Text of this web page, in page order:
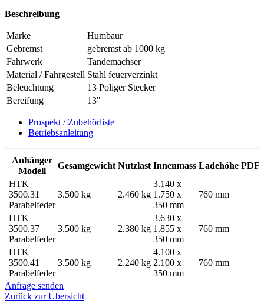
Beschreibung
Marke
Humbaur
Gebremst
gebremst ab 1000 kg
Fahrwerk
Tandemachser
Material / Fahrgestell Stahl feuerverzinkt
Beleuchtung
13 Poliger Stecker
Bereifung
13"
Prospekt / Zubehörliste
Betriebsanleitung
Anhänger
Modell
Gesamgewicht Nutzlast Innenmass Ladehöhe PDF
HTK
3500.31
Parabelfeder
3.500 kg 2.460 kg
3.140 x
1.750 x
350 mm
760 mm
HTK
3500.37
Parabelfeder
3.500 kg 2.380 kg
3.630 x
1.855 x
350 mm
760 mm
HTK
3500.41
Parabelfeder
3.500 kg 2.240 kg
4.100 x
2.100 x
350 mm
760 mm
Anfrage senden
Zurück zur Übersicht